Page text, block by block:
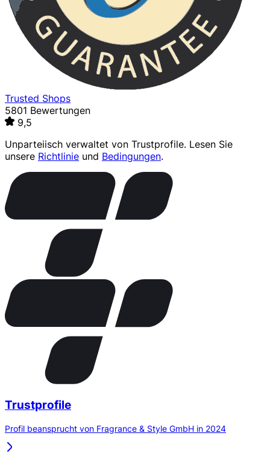
Trusted Shops
5801 Bewertungen
9,5
Unparteiisch verwaltet von Trustprofile. Lesen Sie
unsere Richtlinie und Bedingungen.
Trustprofile
Profil beansprucht von Fragrance & Style GmbH in 2024